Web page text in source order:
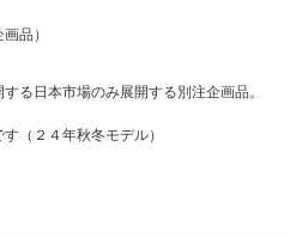
品）
る日本市場のみ展開する別注企画品。
（２４年秋冬モデル）